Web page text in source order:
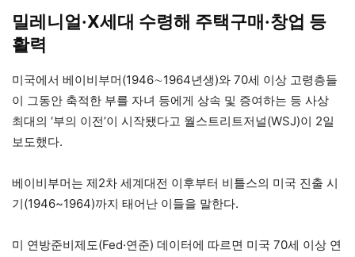
밀레니얼·X세대 수령해 주택구매·창업 등
활력
미국에서 베이비부머(1946∼1964년생)와 70세 이상 고령층들
이 그동안 축적한 부를 자녀 등에게 상속 및 증여하는 등 사상
최대의 ‘부의 이전’이 시작됐다고 월스트리트저널(WSJ)이 2일
보도했다.
베이비부머는 제2차 세계대전 이후부터 비틀스의 미국 진출 시
기(1946~1964)까지 태어난 이들을 말한다.
미 연방준비제도(Fed·연준) 데이터에 따르면 미국 70세 이상 연